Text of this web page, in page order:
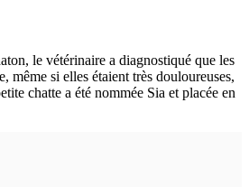
le vétérinaire a diagnostiqué que les
même si elles étaient très douloureuses,
chatte a été nommée Sia et placée en